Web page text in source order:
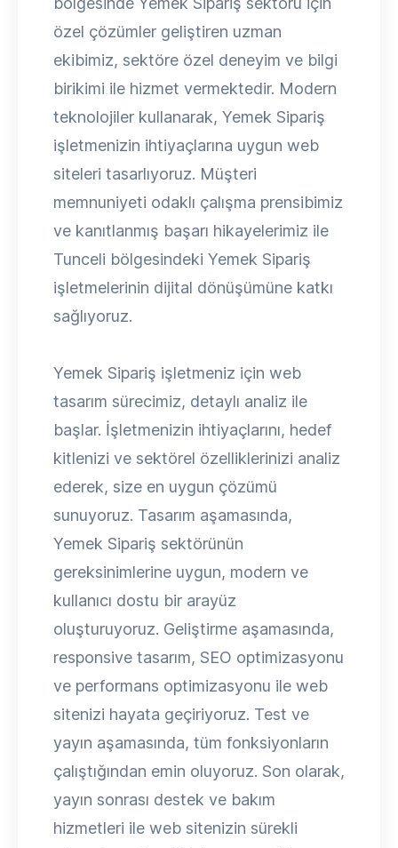
özel çözümler geliştiren uzman
ekibimiz, sektöre özel deneyim ve bilgi
birikimi ile hizmet vermektedir. Modern
teknolojiler kullanarak, Yemek Sipariş
işletmenizin ihtiyaçlarına uygun web
siteleri tasarlıyoruz. Müşteri
memnuniyeti odaklı çalışma prensibimiz
ve kanıtlanmış başarı hikayelerimiz ile
Tunceli bölgesindeki Yemek Sipariş
işletmelerinin dijital dönüşümüne katkı
sağlıyoruz.
Yemek Sipariş işletmeniz için web
tasarım sürecimiz, detaylı analiz ile
başlar. İşletmenizin ihtiyaçlarını, hedef
kitlenizi ve sektörel özelliklerinizi analiz
ederek, size en uygun çözümü
sunuyoruz. Tasarım aşamasında,
Yemek Sipariş sektörünün
gereksinimlerine uygun, modern ve
kullanıcı dostu bir arayüz
oluşturuyoruz. Geliştirme aşamasında,
responsive tasarım, SEO optimizasyonu
ve performans optimizasyonu ile web
sitenizi hayata geçiriyoruz. Test ve
yayın aşamasında, tüm fonksiyonların
çalıştığından emin oluyoruz. Son olarak,
yayın sonrası destek ve bakım
hizmetleri ile web sitenizin sürekli